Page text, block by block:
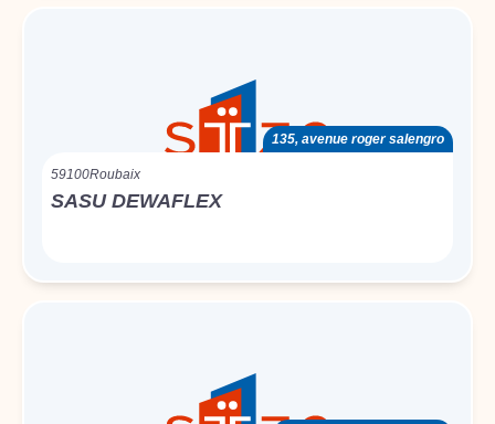
135, avenue roger salengro
59100Roubaix
SASU DEWAFLEX